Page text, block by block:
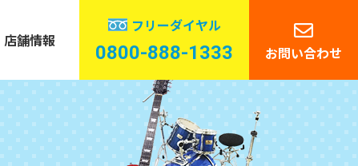
店舗情報
フリーダイヤル
0800-888-1333 お問い合わせ